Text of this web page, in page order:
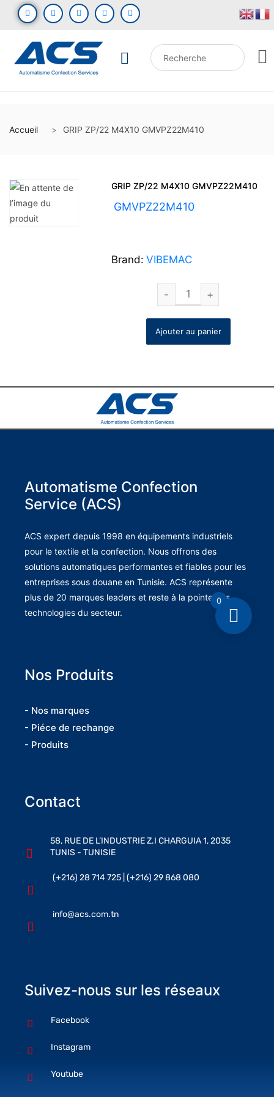
Accueil GRIP ZP/22 M4X10 GMVPZ22M410
GRIP ZP/22 M4X10 GMVPZ22M410
GMVPZ22M410
Brand: VIBEMAC
Ajouter au panier
Automatisme Confection
Service (ACS)
ACS expert depuis 1998 en équipements industriels
pour le textile et la confection. Nous offrons des
solutions automatiques performantes et fiables pour les
entreprises sous douane en Tunisie. ACS représente
plus de 20 marques leaders et reste à la pointe des
technologies du secteur.
Nos Produits
- Nos marques
- Piéce de rechange
- Produits
Contact
58, RUE DE L’INDUSTRIE Z.I CHARGUIA 1, 2035
TUNIS - TUNISIE
(+216) 28 714 725 | (+216) 29 868 080
info@acs.com.tn
Suivez-nous sur les réseaux
Facebook
Instagram
Youtube
0